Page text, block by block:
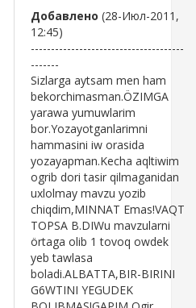
Добавлено (28-Июл-2011,
12:45)
--------------------------------------
-------
Sizlarga aytsam men ham
bekorchimasman.ÖZIMGA
yarawa yumuwlarim
bor.Yozayotganlarimni
hammasini iw orasida
yozayapman.Kecha aqltiwim
ogrib dori tasir qilmaganidan
uxlolmay mavzu yozib
chiqdim,MINNAT Emas!VAQT
TOPSA B.DIWu mavzularni
örtaga olib 1 tovoq owdek
yeb tawlasa
boladi.ALBATTA,BIR-BIRINI
G6WTINI YEGUDEK